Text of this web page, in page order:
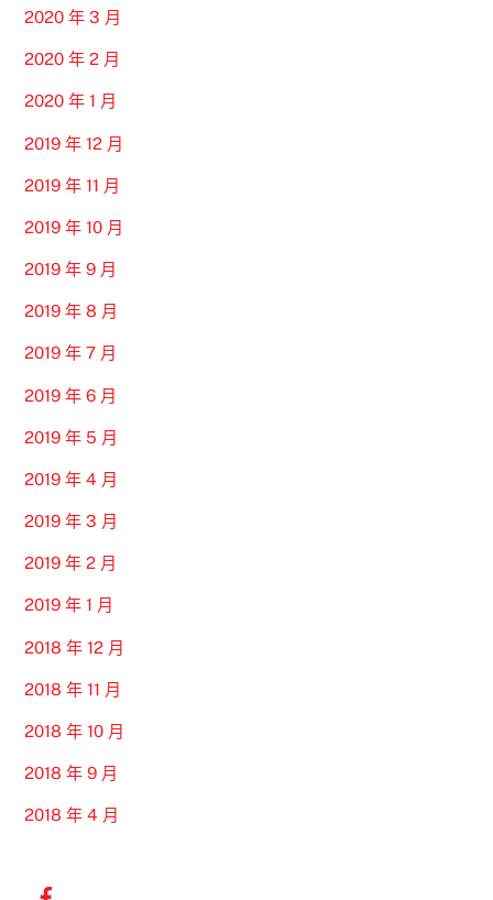
2020 年 3 月
2020 年 2 月
2020 年 1 月
2019 年 12 月
2019 年 11 月
2019 年 10 月
2019 年 9 月
2019 年 8 月
2019 年 7 月
2019 年 6 月
2019 年 5 月
2019 年 4 月
2019 年 3 月
2019 年 2 月
2019 年 1 月
2018 年 12 月
2018 年 11 月
2018 年 10 月
2018 年 9 月
2018 年 4 月